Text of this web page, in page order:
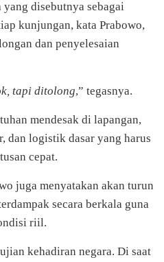
disebutnya sebagai
kunjungan, kata Prabowo,
dan penyelesaian
tapi ditolong,” tegasnya.
mendesak di lapangan,
dan logistik dasar yang harus
cepat.
juga menyatakan akan turun
secara berkala guna
riil.
kehadiran negara. Di saat